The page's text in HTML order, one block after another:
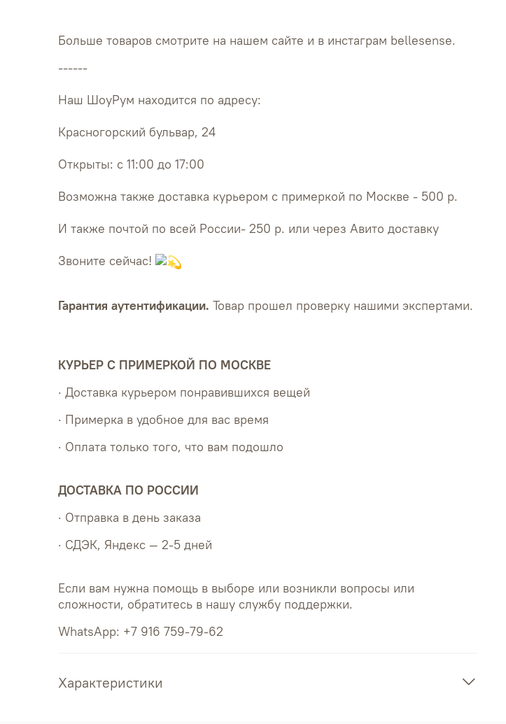
Больше товаров смотрите на нашем сайте и в инстаграм bellesense.
------
Наш ШоуРум находится по адресу:
Красногорский бульвар, 24
Открыты: с 11:00 до 17:00
Возможна также доставка курьером с примеркой по Москве - 500 р.
И также почтой по всей России- 250 р. или через Авито доставку
Звоните сейчас!
Гарантия аутентификации. Товар прошел проверку нашими экспертами.
КУРЬЕР С ПРИМЕРКОЙ ПО МОСКВЕ
· Доставка курьером понравившихся вещей
· Примерка в удобное для вас время
· Оплата только того, что вам подошло
ДОСТАВКА ПО РОССИИ
· Отправка в день заказа
· СДЭК, Яндекс — 2-5 дней
Если вам нужна помощь в выборе или возникли вопросы или
сложности, обратитесь в нашу службу поддержки.
WhatsApp: +7 916 759-79-62
Характеристики